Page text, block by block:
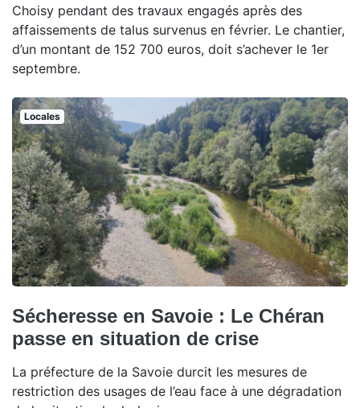
Choisy pendant des travaux engagés après des
affaissements de talus survenus en février. Le chantier,
d’un montant de 152 700 euros, doit s’achever le 1er
septembre.
Locales
Sécheresse en Savoie : Le Chéran
passe en situation de crise
La préfecture de la Savoie durcit les mesures de
restriction des usages de l’eau face à une dégradation